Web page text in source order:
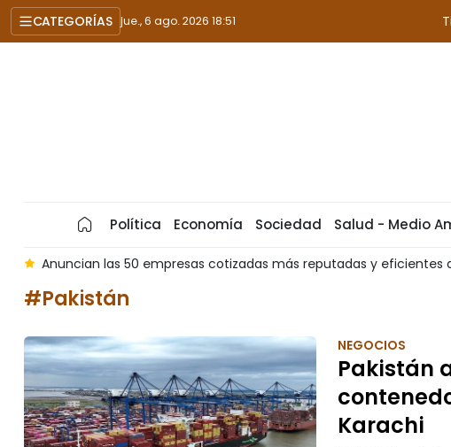
CATEGORÍAS jue., 6 ago. 2026 18:51
Política Economía Sociedad Salud - Medio
Anuncian las 50 empresas cotizadas más reputadas y eficientes
#Pakistán
NEGOCIOS
Pakistán
Karachi